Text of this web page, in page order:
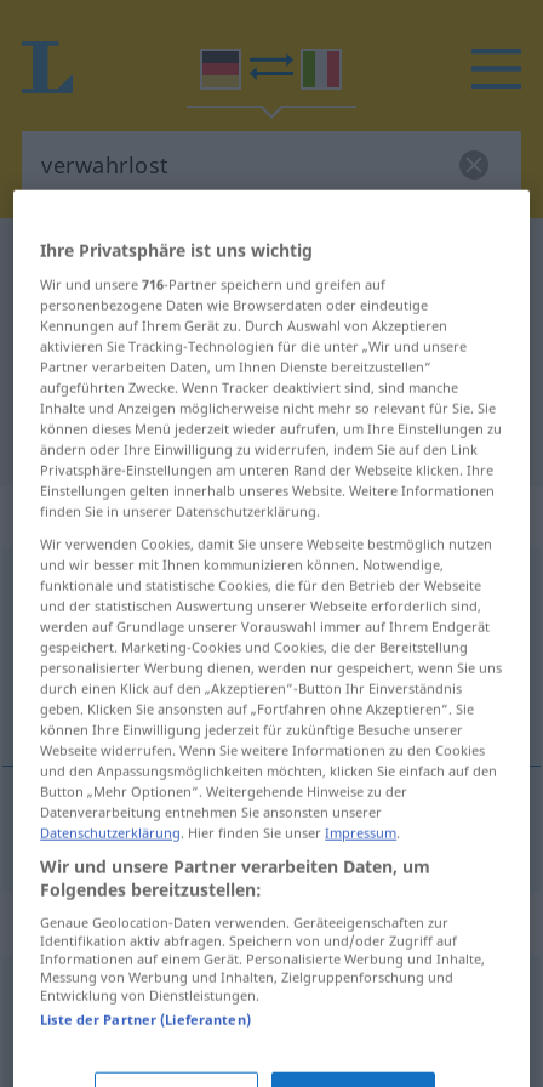
Deutsch-Italienisch Wörterbuch
Deutsch-Italienisch Übersetzung
für "verwahrlost"
"verwahrlost" Italienisch
Übersetzung
„verwahrlost“: Adjektiv
verwahrlostadj
Übersicht aller Übersetzungen
(Für mehr Details die Übersetzung anklicken/antippen)
trascurato
trascurato verwahrlost
Synonyme für "verwahrlost"
verrucht,verderbt,verdorben
Ihre Privatsphäre ist uns wichtig
Wir und unsere716-Partner speichern und greifen auf
personenbezogene Daten wie Browserdaten oder eindeutige
Kennungen auf Ihrem Gerät zu. Durch Auswahl von Akzeptieren
aktivieren Sie Tracking-Technologien für die unter „Wir und unsere
Partner verarbeiten Daten, um Ihnen Dienste bereitzustellen“
aufgeführten Zwecke. Wenn Tracker deaktiviert sind, sind manche
Inhalte und Anzeigen möglicherweise nicht mehr so relevant für Sie. Sie
können dieses Menü jederzeit wieder aufrufen, um Ihre Einstellungen zu
ändern oder Ihre Einwilligung zu widerrufen, indem Sie auf den Link
Privatsphäre-Einstellungen am unteren Rand der Webseite klicken. Ihre
Einstellungen gelten innerhalb unseres Website. Weitere Informationen
finden Sie in unserer Datenschutzerklärung.
Wir verwenden Cookies, damit Sie unsere Webseite bestmöglich nutzen
und wir besser mit Ihnen kommunizieren können. Notwendige,
funktionale und statistische Cookies, die für den Betrieb der Webseite
und der statistischen Auswertung unserer Webseite erforderlich sind,
werden auf Grundlage unserer Vorauswahl immer auf Ihrem Endgerät
gespeichert. Marketing-Cookies und Cookies, die der Bereitstellung
personalisierter Werbung dienen, werden nur gespeichert, wenn Sie uns
durch einen Klick auf den „Akzeptieren“-Button Ihr Einverständnis
geben. Klicken Sie ansonsten auf „Fortfahren ohne Akzeptieren“. Sie
können Ihre Einwilligung jederzeit für zukünftige Besuche unserer
Webseite widerrufen. Wenn Sie weitere Informationen zu den Cookies
und den Anpassungsmöglichkeiten möchten, klicken Sie einfach auf den
Button „Mehr Optionen“. Weitergehende Hinweise zu der
Datenverarbeitung entnehmen Sie ansonsten unserer
Datenschutzerklärung. Hier finden Sie unserImpressum.
Wir und unsere Partner verarbeiten Daten, um
Folgendes bereitzustellen:
Genaue Geolocation-Daten verwenden. Geräteeigenschaften zur
Identifikation aktiv abfragen. Speichern von und/oder Zugriff auf
Informationen auf einem Gerät. Personalisierte Werbung und Inhalte,
Messung von Werbung und Inhalten, Zielgruppenforschung und
Entwicklung von Dienstleistungen.
Liste der Partner (Lieferanten)